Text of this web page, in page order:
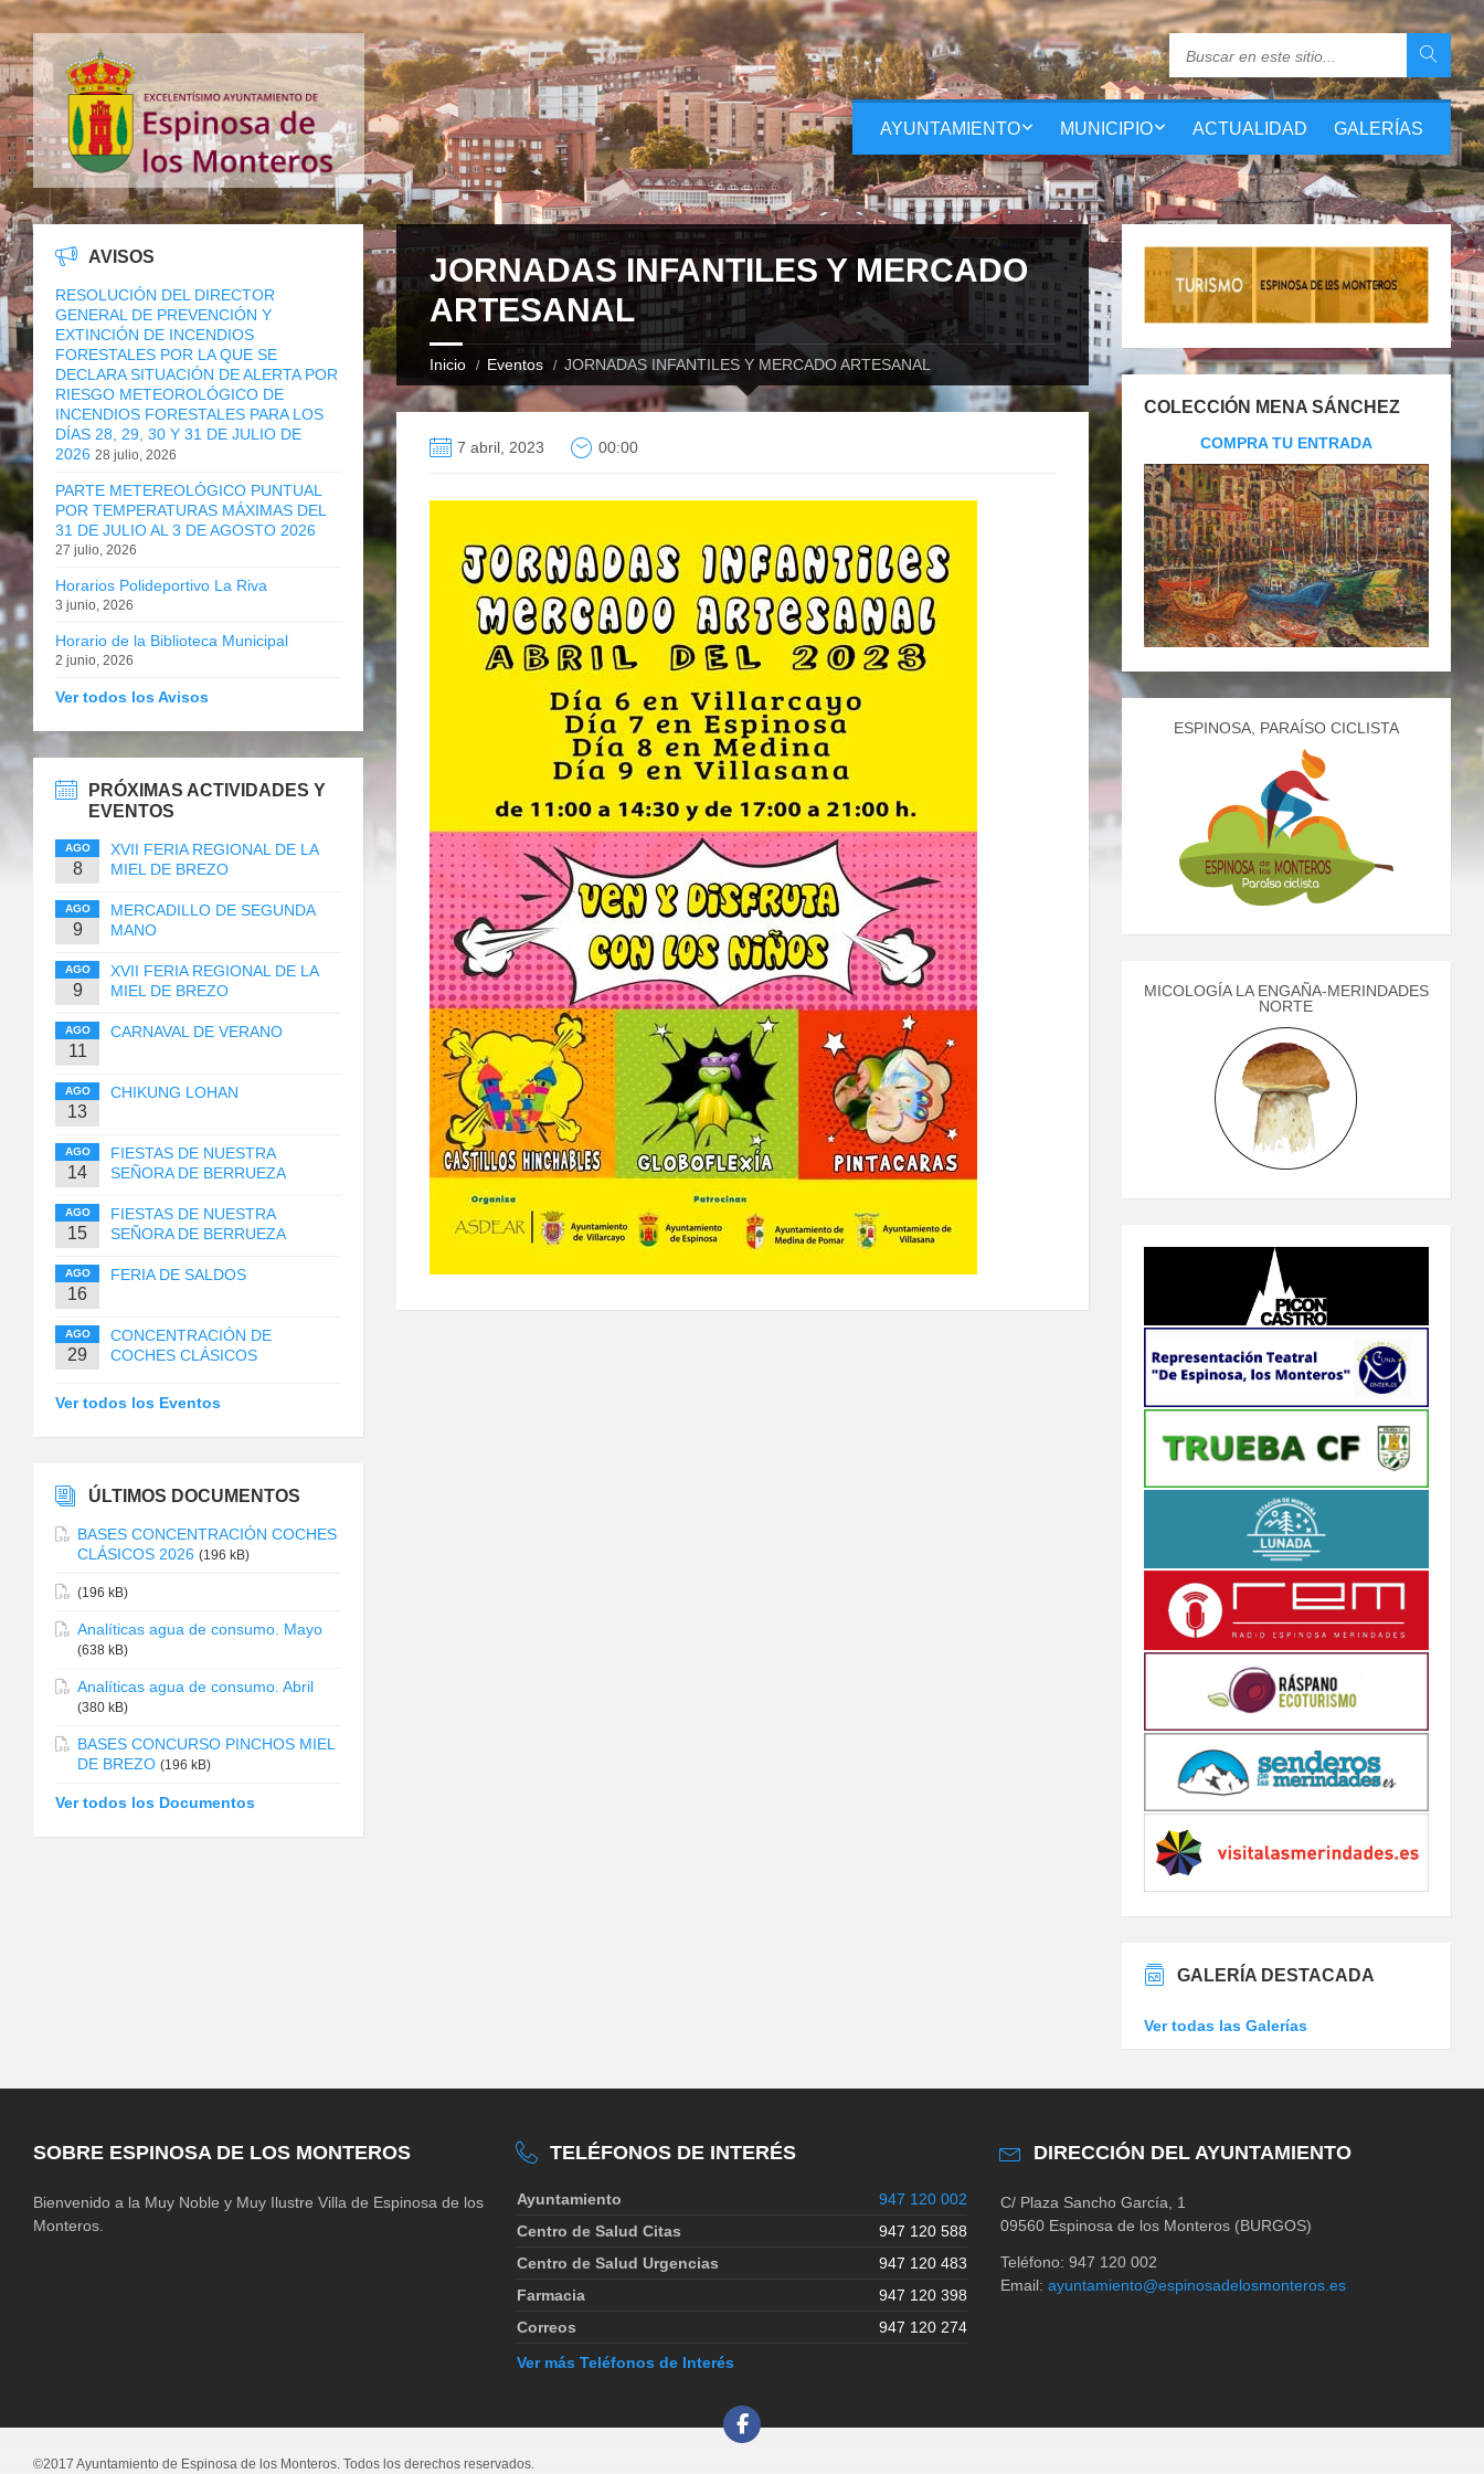
AYUNTAMIENTO MUNICIPIO ACTUALIDAD GALERÍAS
JORNADAS INFANTILES Y MERCADO
ARTESANAL
Inicio Eventos JORNADAS INFANTILES Y MERCADO ARTESANAL
7 abril, 2023 00:00
AVISOS
RESOLUCIÓN DEL DIRECTOR
GENERAL DE PREVENCIÓN Y
EXTINCIÓN DE INCENDIOS
FORESTALES POR LA QUE SE
DECLARA SITUACIÓN DE ALERTA POR
RIESGO METEOROLÓGICO DE
INCENDIOS FORESTALES PARA LOS
DÍAS 28, 29, 30 Y 31 DE JULIO DE
2026 28 julio, 2026
PARTE METEREOLÓGICO PUNTUAL
POR TEMPERATURAS MÁXIMAS DEL
31 DE JULIO AL 3 DE AGOSTO 2026
27 julio, 2026
Horarios Polideportivo La Riva
3 junio, 2026
Horario de la Biblioteca Municipal
2 junio, 2026
Ver todos los Avisos
PRÓXIMAS ACTIVIDADES Y
EVENTOS
AGO
8
XVII FERIA REGIONAL DE LA
MIEL DE BREZO
AGO
9
MERCADILLO DE SEGUNDA
MANO
AGO
9
XVII FERIA REGIONAL DE LA
MIEL DE BREZO
AGO
11
CARNAVAL DE VERANO
AGO
13
CHIKUNG LOHAN
AGO
14
FIESTAS DE NUESTRA
SEÑORA DE BERRUEZA
AGO
15
FIESTAS DE NUESTRA
SEÑORA DE BERRUEZA
AGO
16
FERIA DE SALDOS
AGO
29
CONCENTRACIÓN DE
COCHES CLÁSICOS
Ver todos los Eventos
ÚLTIMOS DOCUMENTOS
BASES CONCENTRACIÓN COCHES
CLÁSICOS 2026 (196 kB)
(196 kB)
Analíticas agua de consumo. Mayo
(638 kB)
Analíticas agua de consumo. Abril
(380 kB)
BASES CONCURSO PINCHOS MIEL
DE BREZO (196 kB)
Ver todos los Documentos
COLECCIÓN MENA SÁNCHEZ
COMPRA TU ENTRADA
ESPINOSA, PARAÍSO CICLISTA
MICOLOGÍA LA ENGAÑA-MERINDADES
NORTE
GALERÍA DESTACADA
Ver todas las Galerías
SOBRE ESPINOSA DE LOS MONTEROS
Bienvenido a la Muy Noble y Muy Ilustre Villa de Espinosa de los
Monteros.
TELÉFONOS DE INTERÉS
Ayuntamiento
947 120 002
Centro de Salud Citas
947 120 588
Centro de Salud Urgencias
947 120 483
Farmacia
947 120 398
Correos
947 120 274
Ver más Teléfonos de Interés
DIRECCIÓN DEL AYUNTAMIENTO
C/ Plaza Sancho García, 1
09560 Espinosa de los Monteros (BURGOS)
Teléfono: 947 120 002
Email: ayuntamiento@espinosadelosmonteros.es
©2017 Ayuntamiento de Espinosa de los Monteros. Todos los derechos reservados.